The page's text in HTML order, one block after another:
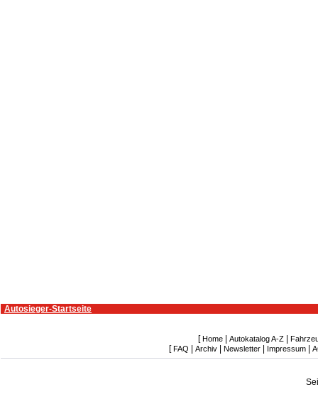
Autosieger-Startseite
[ Home| Autokatalog A-Z|
[ FAQ Archiv Newsletter Impressum